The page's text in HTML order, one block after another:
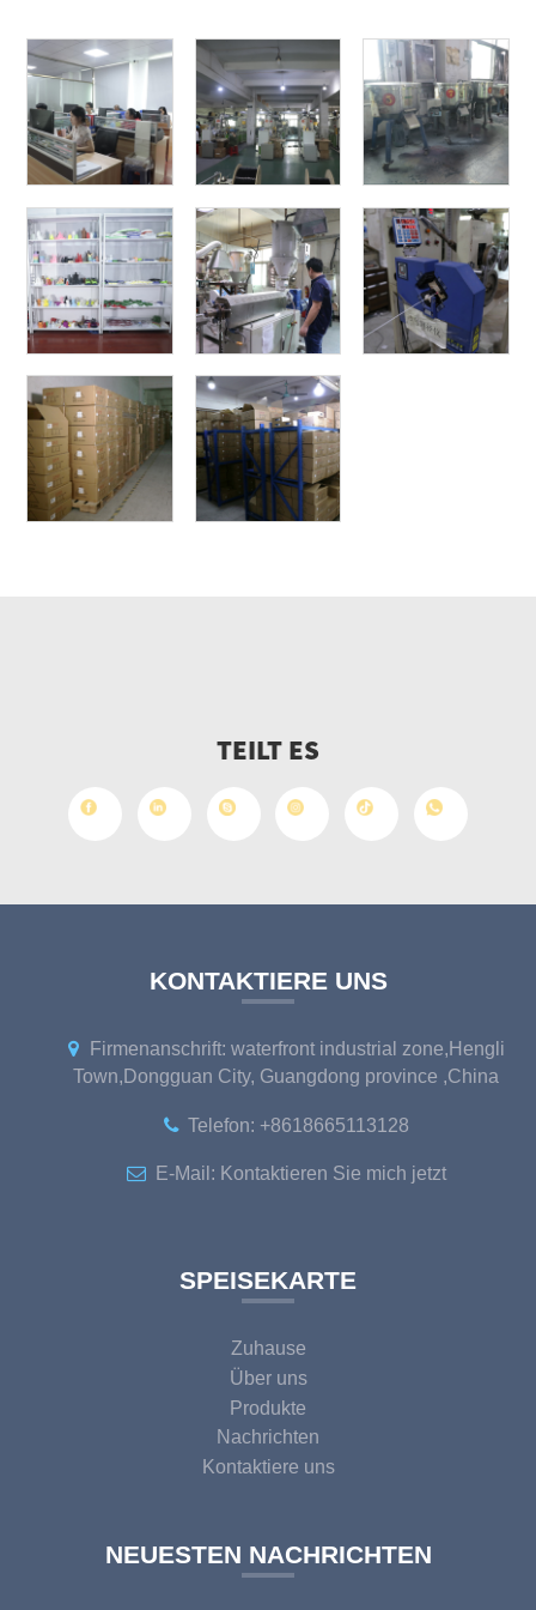
TEILT ES
KONTAKTIERE UNS
Firmenanschrift: waterfront industrial zone,Hengli
Town,Dongguan City, Guangdong province ,China
Telefon: +8618665113128
E-Mail: Kontaktieren Sie mich jetzt
SPEISEKARTE
Zuhause
Über uns
Produkte
Nachrichten
Kontaktiere uns
NEUESTEN NACHRICHTEN